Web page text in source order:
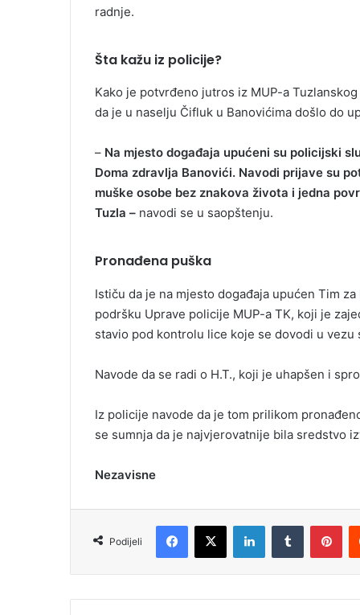
radnje.
Šta kažu iz policije?
Kako je potvrđeno jutros iz MUP-a
da je u naselju Čifluk u Banovićima došlo do
– Na mjesto događaja upućeni su policijski
Doma zdravlja Banovići. Navodi prijave su
muške osobe bez znakova života i jedna
Tuzla – navodi se u saopštenju.
Pronađena puška
Ističu da je na mjesto događaja upućen Tim
podršku Uprave policije MUP-a TK, koji je
stavio pod kontrolu lice koje se dovodi u
Navode da se radi o H.T., koji je uhapšen i
Iz policije navode da je tom prilikom
se sumnja da je najvjerovatnije bila sredstvo
Nezavisne
Podijeli